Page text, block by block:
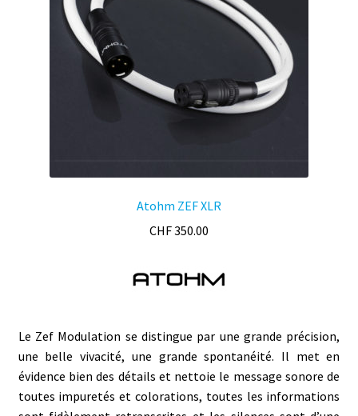
Atohm ZEF XLR
CHF350.00
Le Zef Modulation se distingue par une grande précision,
une belle vivacité, une grande spontanéité. Il met en
évidence bien des détails et nettoie le message sonore de
toutes impuretés et colorations, toutes les informations